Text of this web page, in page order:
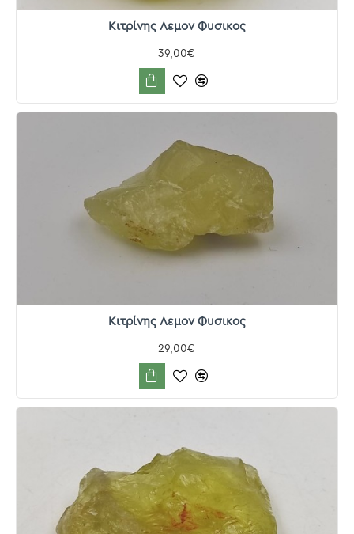
Κιτρίνης Λεμον Φυσικος
39,00€
Κιτρίνης Λεμον Φυσικος
29,00€